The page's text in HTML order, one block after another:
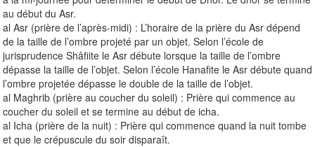
au début du Asr.
al Asr (prière de l’après-midi) : L’horaire de la prière du Asr dépend
de la taille de l’ombre projeté par un objet. Selon l’école de
jurisprudence Shâfiite le Asr débute lorsque la taille de l’ombre
dépasse la taille de l’objet. Selon l’école Hanafite le Asr débute quand
l’ombre projetée dépasse le double de la taille de l’objet.
al Maghrib (prière au coucher du soleil) : Prière qui commence au
coucher du soleil et se termine au début de icha.
al Icha (prière de la nuit) : Prière qui commence quand la nuit tombe
et que le crépuscule du soir disparaît.